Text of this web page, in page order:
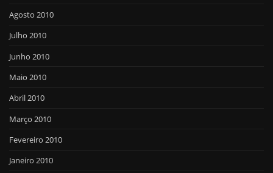
Agosto 2010
Julho 2010
Junho 2010
Maio 2010
Abril 2010
Março 2010
Fevereiro 2010
Janeiro 2010